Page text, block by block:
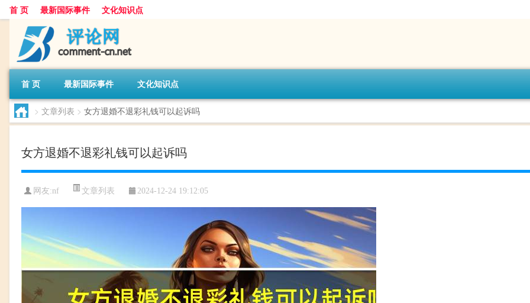
首 页 最新国际事件 文化知识点
首 页 最新国际事件 文化知识点
> 文章列表 > 女方退婚不退彩礼钱可以起诉吗
女方退婚不退彩礼钱可以起诉吗
网友:nf 文章列表 2024-12-24 19:12:05